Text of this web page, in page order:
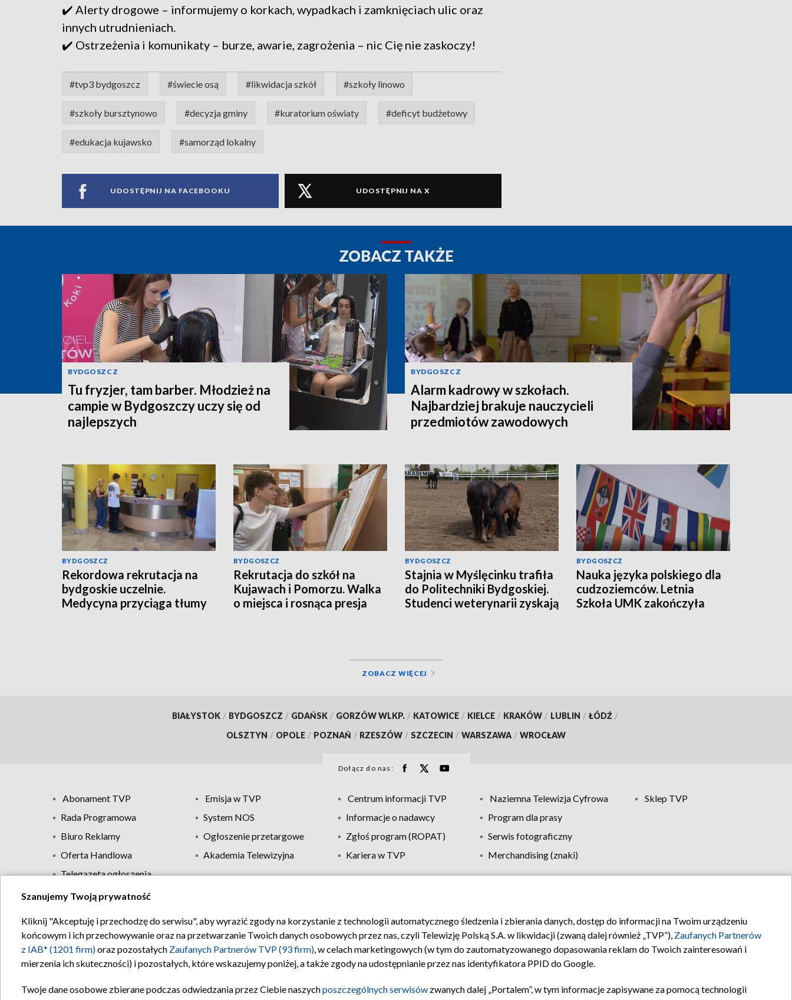
✔️ Alerty drogowe – informujemy o korkach, wypadkach i zamknięciach ulic oraz
innych utrudnieniach.
✔️ Ostrzeżenia i komunikaty – burze, awarie, zagrożenia – nic Cię nie zaskoczy!
#tvp3 bydgoszcz #świecie osą #likwidacja szkół #szkoły linowo
#szkoły bursztynowo #decyzja gminy #kuratorium oświaty #deficyt budżetowy
#edukacja kujawsko #samorząd lokalny
UDOSTĘPNIJ NA FACEBOOKU UDOSTĘPNIJ NA X
ZOBACZ TAKŻE
BYDGOSZCZ
Tu fryzjer, tam barber. Młodzież na
campie w Bydgoszczy uczy się od
najlepszych
BYDGOSZCZ
Alarm kadrowy w szkołach.
Najbardziej brakuje nauczycieli
przedmiotów zawodowych
BYDGOSZCZ
Rekordowa rekrutacja na
bydgoskie uczelnie.
Medycyna przyciąga tłumy
BYDGOSZCZ
Rekrutacja do szkół na
Kujawach i Pomorzu. Walka
o miejsca i rosnąca presja
BYDGOSZCZ
Stajnia w Myślęcinku trafiła
do Politechniki Bydgoskiej.
Studenci weterynarii zyskają
BYDGOSZCZ
Nauka języka polskiego dla
cudzoziemców. Letnia
Szkoła UMK zakończyła
ZOBACZ WIĘCEJ
BIAŁYSTOK / BYDGOSZCZ / GDAŃSK / GORZÓW WLKP. / KATOWICE / KIELCE / KRAKÓW / LUBLIN / ŁÓDŹ /
OLSZTYN / OPOLE / POZNAŃ / RZESZÓW / SZCZECIN / WARSZAWA / WROCŁAW
Dołącz do nas:
Abonament TVP Emisja w TVP Centrum informacji TVP Naziemna Telewizja Cyfrowa
Sklep TVP
Rada Programowa
System NOS Informacje o nadawcy
Program dla prasy
Biuro Reklamy
Ogłoszenie przetargowe Zgłoś program (ROPAT)
Serwis fotograficzny
Oferta Handlowa
Akademia Telewizyjna Kariera w TVP
Merchandising (znaki)
Telegazeta ogłoszenia
Regulamin TVP Polityka prywatności Moje zgody Pomoc Biuro reklamy Kontakt
Szanujemy Twoją prywatność
Kliknij "Akceptuję i przechodzę do serwisu", aby wyrazić zgody na korzystanie z technologii automatycznego śledzenia i zbierania danych, dostęp do informacji na Twoim urządzeniu
końcowym i ich przechowywanie oraz na przetwarzanie Twoich danych osobowych przez nas, czyli Telewizję Polską S.A. w likwidacji (zwaną dalej również „TVP”), Zaufanych Partnerów
z IAB* (1201 firm)oraz pozostałych Zaufanych Partnerów TVP (93 firm), w celach marketingowych (w tym do zautomatyzowanego dopasowania reklam do Twoich zainteresowań i
mierzenia ich skuteczności) i pozostałych, które wskazujemy poniżej, a także zgody na udostępnianie przez nas identyfikatora PPID do Google.
Twoje dane osobowe zbierane podczas odwiedzania przez Ciebie naszychposzczególnych serwisów zwanych dalej „Portalem”, w tym informacje zapisywane za pomocą technologii